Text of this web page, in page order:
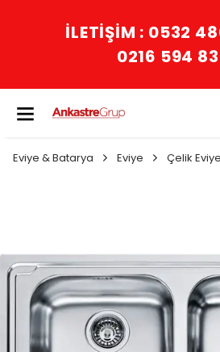
İLETİŞİM : 0532
0216 594
Eviye & Batarya Eviye Çelik Eviye